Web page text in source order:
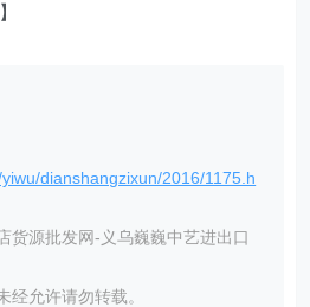
dianshangzixun/2016/1175.h
货源批发网-义乌巍巍中艺进出口
经允许请勿转载。